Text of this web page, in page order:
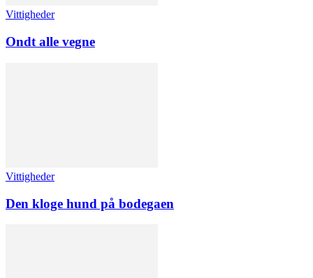
Vittigheder
Ondt alle vegne
Vittigheder
Den kloge hund på bodegaen